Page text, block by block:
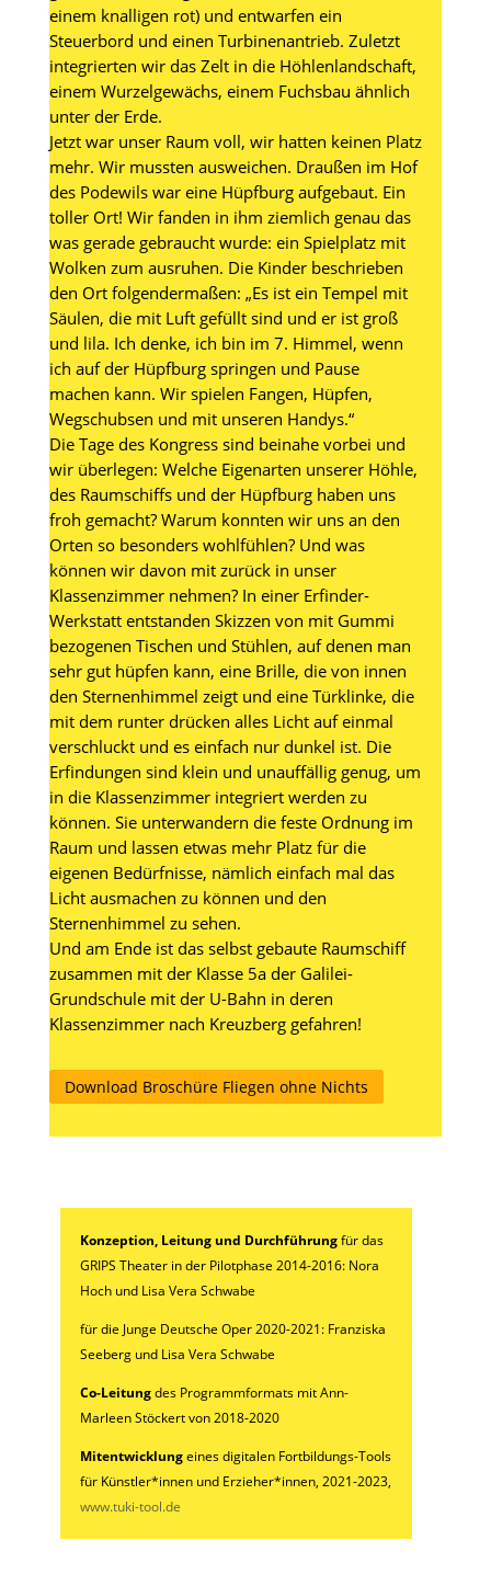
einem knalligen rot) und entwarfen ein
Steuerbord und einen Turbinenantrieb. Zuletzt
integrierten wir das Zelt in die Höhlenlandschaft,
einem Wurzelgewächs, einem Fuchsbau ähnlich
unter der Erde.
Jetzt war unser Raum voll, wir hatten keinen Platz
mehr. Wir mussten ausweichen. Draußen im Hof
des Podewils war eine Hüpfburg aufgebaut. Ein
toller Ort! Wir fanden in ihm ziemlich genau das
was gerade gebraucht wurde: ein Spielplatz mit
Wolken zum ausruhen. Die Kinder beschrieben
den Ort folgendermaßen: „Es ist ein Tempel mit
Säulen, die mit Luft gefüllt sind und er ist groß
und lila. Ich denke, ich bin im 7. Himmel, wenn
ich auf der Hüpfburg springen und Pause
machen kann. Wir spielen Fangen, Hüpfen,
Wegschubsen und mit unseren Handys.“
Die Tage des Kongress sind beinahe vorbei und
wir überlegen: Welche Eigenarten unserer Höhle,
des Raumschiffs und der Hüpfburg haben uns
froh gemacht? Warum konnten wir uns an den
Orten so besonders wohlfühlen? Und was
können wir davon mit zurück in unser
Klassenzimmer nehmen? In einer Erfinder-
Werkstatt entstanden Skizzen von mit Gummi
bezogenen Tischen und Stühlen, auf denen man
sehr gut hüpfen kann, eine Brille, die von innen
den Sternenhimmel zeigt und eine Türklinke, die
mit dem runter drücken alles Licht auf einmal
verschluckt und es einfach nur dunkel ist. Die
Erfindungen sind klein und unauffällig genug, um
in die Klassenzimmer integriert werden zu
können. Sie unterwandern die feste Ordnung im
Raum und lassen etwas mehr Platz für die
eigenen Bedürfnisse, nämlich einfach mal das
Licht ausmachen zu können und den
Sternenhimmel zu sehen.
Und am Ende ist das selbst gebaute Raumschiff
zusammen mit der Klasse 5a der Galilei-
Grundschule mit der U-Bahn in deren
Klassenzimmer nach Kreuzberg gefahren!
Download Broschüre Fliegen ohne Nichts
Konzeption, Leitung und Durchführungfür das
GRIPS Theater in der Pilotphase 2014-2016: Nora
Hoch und Lisa Vera Schwabe
für die Junge Deutsche Oper 2020-2021: Franziska
Seeberg und Lisa Vera Schwabe
Co-Leitungdes Programmformats mit Ann-
Marleen Stöckert von 2018-2020
Mitentwicklungeines digitalen Fortbildungs-Tools
für Künstler*innen und Erzieher*innen, 2021-2023,
www.tuki-tool.de